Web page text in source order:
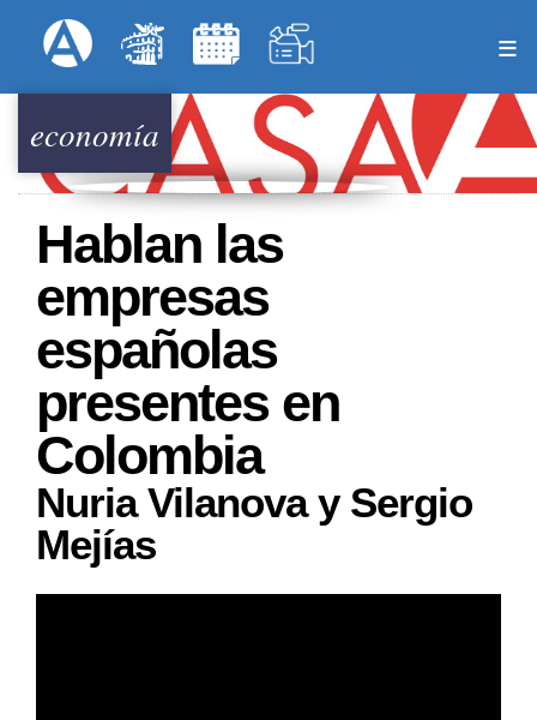
al
principal
Menú Superior
economía
Hablan las
empresas
españolas
presentes en
Colombia
Nuria Vilanova y Sergio
Mejías